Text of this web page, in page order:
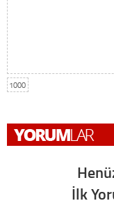
1000
İlk